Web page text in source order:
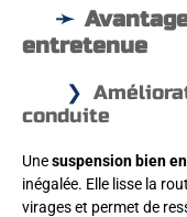
entretenue
conduite
Unesuspension bien
inégalée. Elle lisse la
virages et permet de